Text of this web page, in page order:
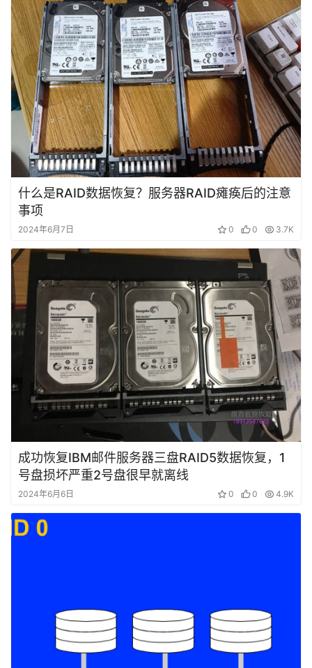
料
设
备
展
示
常
见
问
题
视
频
发
首
登录 注册
什么是RAID数据恢复？服务器RAID瘫痪后的注意
事项
2024年6月7日 0 0 3.7K
成功恢复IBM邮件服务器三盘RAID5数据恢复，1
号盘损坏严重2号盘很早就离线
2024年6月6日 0 0 4.9K